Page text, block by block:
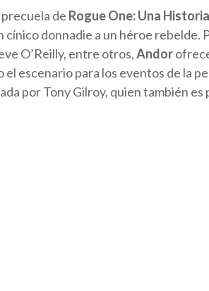
precuela de Rogue One: Una
cínico donnadie a un héroe rebelde.
O’Reilly, entre otros,Andor
escenario para los eventos de la
por Tony Gilroy, quien también